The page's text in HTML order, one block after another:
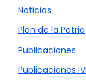
Noticias
Plan de la Patria
Publicaciones
Publicaciones